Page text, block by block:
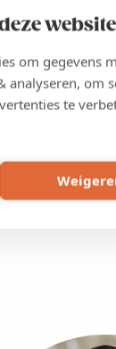
website
om gegevens
analyseren, om
te
klantbeleving ,
of
Dan biedt